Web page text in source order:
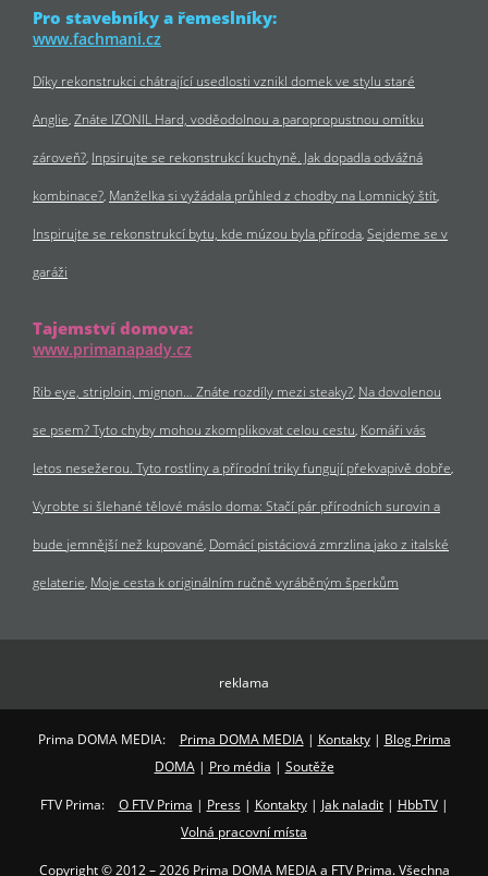
Pro stavebníky a řemeslníky:
www.fachmani.cz
Díky rekonstrukci chátrající usedlosti vznikl domek ve stylu staré
Anglie Znáte IZONIL Hard, voděodolnou a paropropustnou omítku
zároveň? Inpsirujte se rekonstrukcí kuchyně. Jak dopadla odvážná
kombinace? Manželka si vyžádala průhled z chodby na Lomnický štít
Inspirujte se rekonstrukcí bytu, kde múzou byla příroda Sejdeme se v
garáži
Tajemství domova:
www.primanapady.cz
Rib eye, striploin, mignon… Znáte rozdíly mezi steaky? Na dovolenou
se psem? Tyto chyby mohou zkomplikovat celou cestu Komáři vás
letos nesežerou. Tyto rostliny a přírodní triky fungují překvapivě dobře
Vyrobte si šlehané tělové máslo doma: Stačí pár přírodních surovin a
bude jemnější než kupované Domácí pistáciová zmrzlina jako z italské
gelaterie Moje cesta k originálním ručně vyráběným šperkům
reklama
Prima DOMA MEDIA: Prima DOMA MEDIA| Kontakty| Blog Prima
DOMA| Pro média | Soutěže
FTV Prima: O FTV Prima | Press| Kontakty| Jak naladit| HbbTV|
Volná pracovní místa
Copyright © 2012 – 2026 Prima DOMA MEDIA a FTV Prima. Všechna